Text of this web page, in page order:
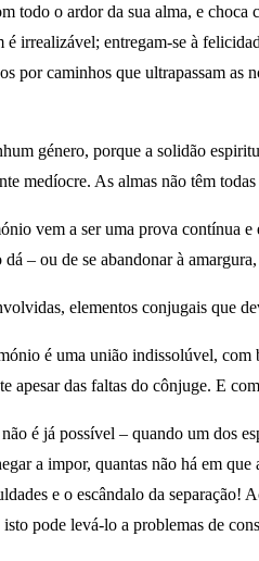
todo o ardor da sua alma, e
irrealizável; entregam-se à
por caminhos que ultrapassam as
género, porque a solidão
medíocre. As almas não têm
vem a ser uma prova
– ou de se abandonar à
elementos conjugais que
é uma união indissolúvel,
apesar das faltas do cônjuge. E
é já possível – quando um dos
a impor, quantas não há em
e o escândalo da
pode levá-lo a problemas de